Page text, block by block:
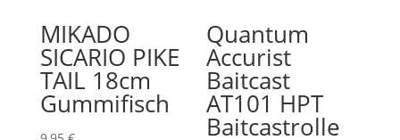
MIKADO
SICARIO PIKE
TAIL 18cm
Gummifisch
Quantum
Accurist
Baitcast
AT101 HPT
Baitcastrolle